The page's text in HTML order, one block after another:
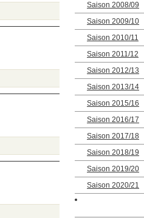
Saison 2008/09
Saison 2009/10
Saison 2010/11
Saison 2011/12
Saison 2012/13
Saison 2013/14
Saison 2015/16
Saison 2016/17
Saison 2017/18
Saison 2018/19
Saison 2019/20
Saison 2020/21